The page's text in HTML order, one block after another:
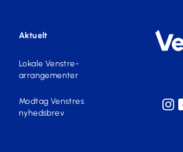
Aktuelt
Lokale Venstre-
arrangementer
Modtag Venstres
nyhedsbrev